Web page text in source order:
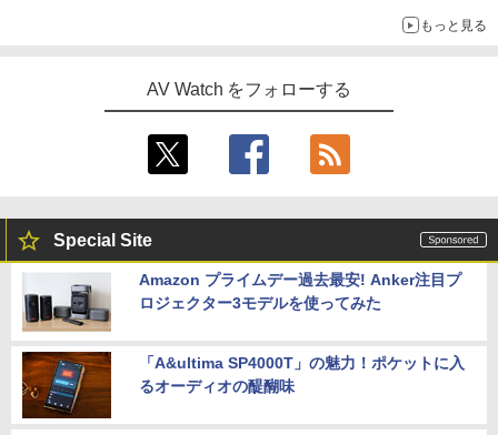
もっと見る
AV Watch をフォローする
Special Site
Amazon プライムデー過去最安! Anker注目プ
ロジェクター3モデルを使ってみた
「A&ultima SP4000T」の魅力！ポケットに入
るオーディオの醍醐味